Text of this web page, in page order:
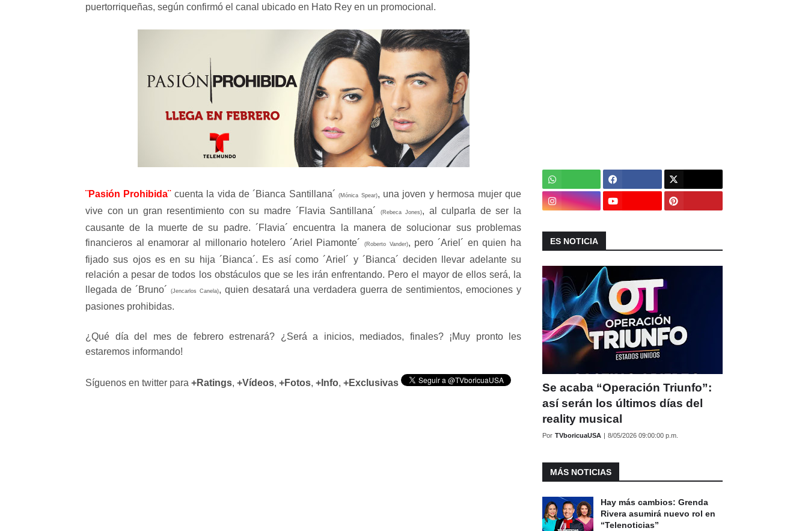
puertorriqueñas, según confirmó el canal ubicado en Hato Rey en un promocional.
¨Pasión Prohibida¨cuenta la vida de ´Bianca Santillana´(Mónica Spear), una joven y hermosa mujer que
vive con un gran resentimiento con su madre ´Flavia Santillana´
(Rebeca Jones), al culparla de ser la
causante de la muerte de su padre. ´Flavia´ encuentra la manera de solucionar sus problemas
financieros al enamorar al millonario hotelero ´Ariel Piamonte´(Roberto Vander), pero ´Ariel´ en quien ha
fijado sus ojos es en su hija ´Bianca´. Es así como ´Ariel´ y ´Bianca´ deciden llevar adelante su
relación a pesar de todos los obstáculos que se les irán enfrentando. Pero el mayor de ellos será, la
llegada de ´Bruno´
(Jencarlos Canela), quien desatará una verdadera guerra de sentimientos, emociones y
pasiones prohibidas.
¿Qué día del mes de febrero estrenará? ¿Será a inicios, mediados, finales? ¡Muy pronto les
estaremos informando!
Síguenos en twitter para +Ratings, +Vídeos, +Fotos, +Info, +Exclusivas
ES NOTICIA
Se acaba “Operación Triunfo”:
así serán los últimos días del
reality musical
Por TVboricuaUSA | 8/05/2026 09:00:00 p.m.
MÁS NOTICIAS
Hay más cambios: Grenda
Rivera asumirá nuevo rol en
“Telenoticias”